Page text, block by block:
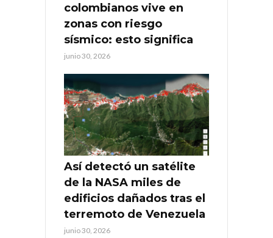
colombianos vive en
zonas con riesgo
sísmico: esto significa
junio 30, 2026
Así detectó un satélite
de la NASA miles de
edificios dañados tras el
terremoto de Venezuela
junio 30, 2026